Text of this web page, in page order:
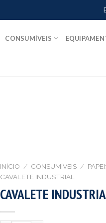
CONSUMÍVEIS
INÍCIO / CONSUMÍVEIS /
CAVALETE INDUSTRIAL
CAVALETE